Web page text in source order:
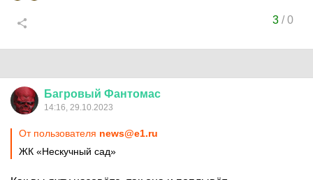
3/0
Багровый Фантомас
14:16, 29.10.2023
От пользователя news@e1.ru
ЖК «Нескучный сад»